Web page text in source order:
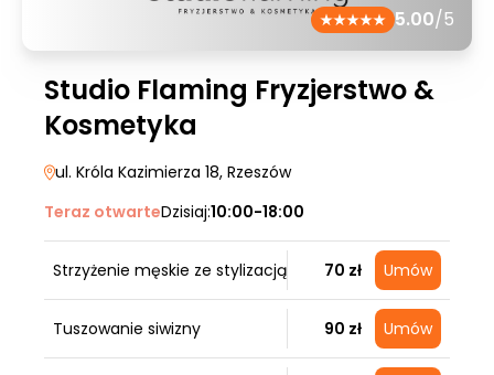
5.00/5
Studio Flaming Fryzjerstwo &
Kosmetyka
ul. Króla Kazimierza 18, Rzeszów
Teraz otwarteDzisiaj:10:00-18:00
Strzyżenie męskie ze stylizacją 70 zł Umów
Tuszowanie siwizny 90 zł Umów